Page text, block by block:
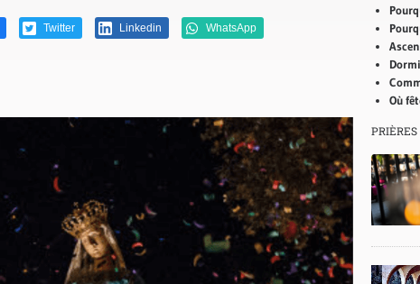
Twitter Linkedin WhatsApp
Où
PRIÈRES